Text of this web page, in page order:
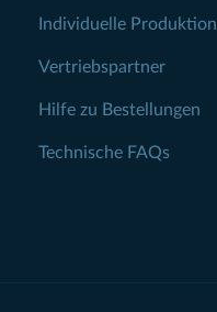
Individuelle Produktion
Vertriebspartner
Hilfe zu Bestellungen
Technische FAQs